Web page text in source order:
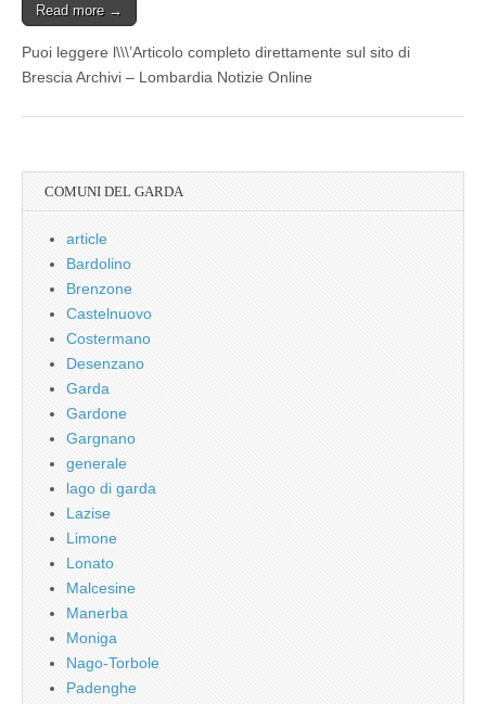
Read more →
Puoi leggere l\\\’Articolo completo direttamente sul sito di
Brescia Archivi – Lombardia Notizie Online
COMUNI DEL GARDA
article
Bardolino
Brenzone
Castelnuovo
Costermano
Desenzano
Garda
Gardone
Gargnano
generale
lago di garda
Lazise
Limone
Lonato
Malcesine
Manerba
Moniga
Nago-Torbole
Padenghe